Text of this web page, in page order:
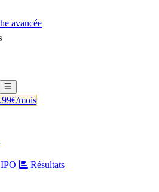
avancée
mois
IPO
Résultats